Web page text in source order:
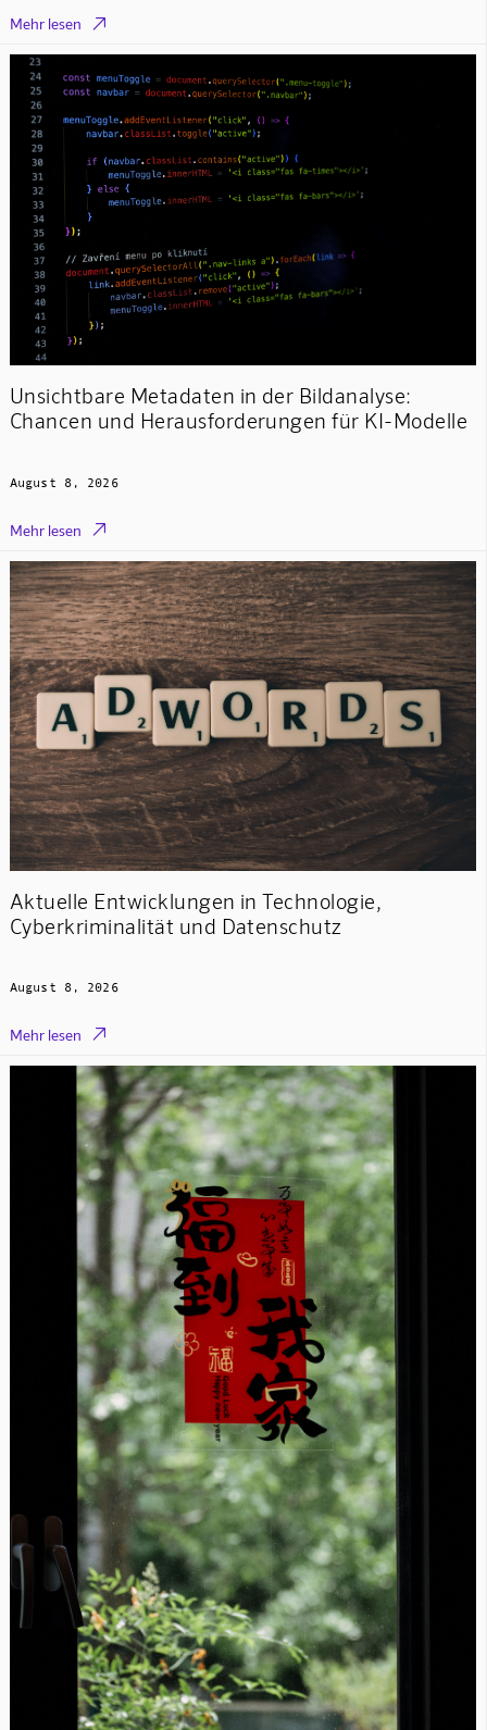
Mehr lesen 
Unsichtbare Metadaten in der Bildanalyse:
Chancen und Herausforderungen für KI-Modelle
August 8, 2026
Mehr lesen 
Aktuelle Entwicklungen in Technologie,
Cyberkriminalität und Datenschutz
August 8, 2026
Mehr lesen 